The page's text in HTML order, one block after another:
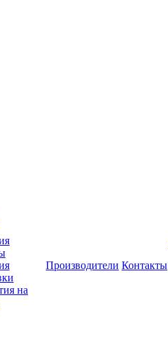
на
Производители Контакты